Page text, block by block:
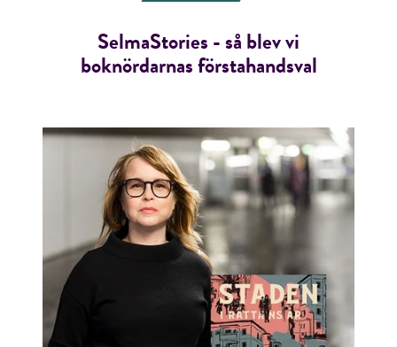
SelmaStories - så blev vi
boknördarnas förstahandsval